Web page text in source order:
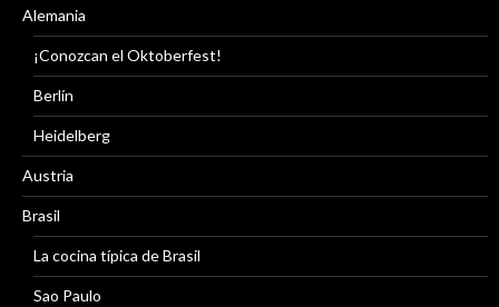
Alemania
¡Conozcan el Oktoberfest!
Berlín
Heidelberg
Austria
Brasil
La cocina típica de Brasil
Sao Paulo